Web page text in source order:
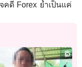
คดี Forex ย้ำเป็นแค่